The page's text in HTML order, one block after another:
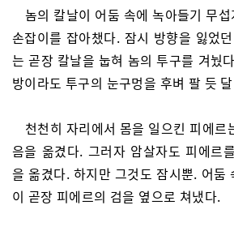
놈의 칼날이 어둠 속에 녹아들기 무
손잡이를 잡아챘다. 잠시 방향을 잃었
는 곧장 칼날을 눕혀 놈의 투구를 겨눴
방이라도 투구의 눈구멍을 후벼 팔 듯
천천히 자리에서 몸을 일으킨 피에르
음을 옮겼다. 그러자 암살자도 피에르
을 옮겼다. 하지만 그것도 잠시뿐. 어둠
이 곧장 피에르의 검을 옆으로 쳐냈다.